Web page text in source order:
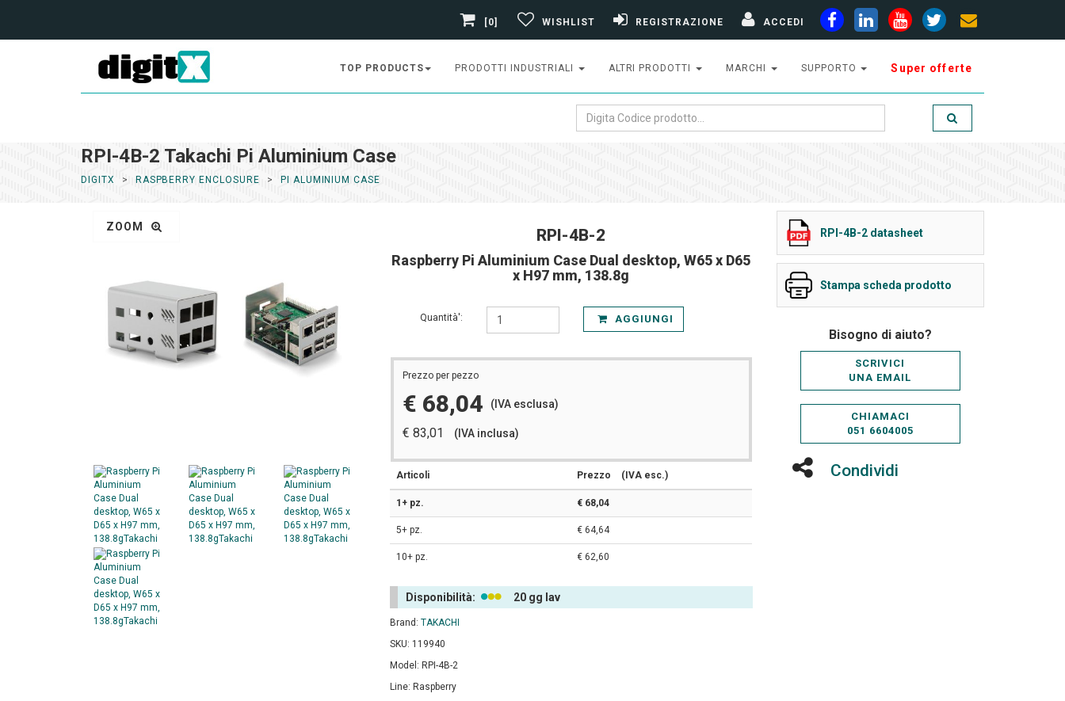
[0] WISHLIST REGISTRAZIONE ACCEDI
TOP PRODUCTS PRODOTTI INDUSTRIALI ALTRI PRODOTTI MARCHI SUPPORTO Super offerte
RPI-4B-2 Takachi Pi Aluminium Case
DIGITX RASPBERRY ENCLOSURE PI ALUMINIUM CASE
ZOOM RPI-4B-2
Raspberry Pi Aluminium Case Dual desktop, W65 x D65
x H97 mm, 138.8g
Quantità': AGGIUNGI
Prezzo per pezzo
€ 68,04 (IVA esclusa)
€ 83,01 (IVA inclusa)
Articoli Prezzo (IVA esc.)
1+ pz. € 68,04
5+ pz. € 64,64
10+ pz. € 62,60
Disponibilità: 20 gg lav
Brand: TAKACHI
SKU: 119940
Model: RPI-4B-2
Line: Raspberry
RPI-4B-2 datasheet
Stampa scheda prodotto
Bisogno di aiuto?
SCRIVICI
UNA EMAIL
CHIAMACI
051 6604005
Condividi